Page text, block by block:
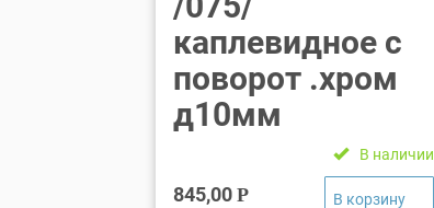
каплевидное с
поворот .хром
д10мм
В наличии
845,00Р